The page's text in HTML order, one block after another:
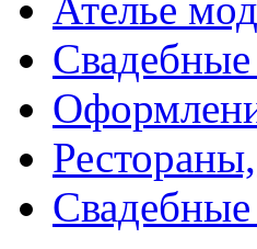
Ателье мод